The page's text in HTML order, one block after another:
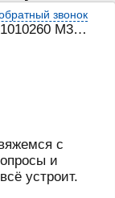
звонок
M322908
с
и
устроит.